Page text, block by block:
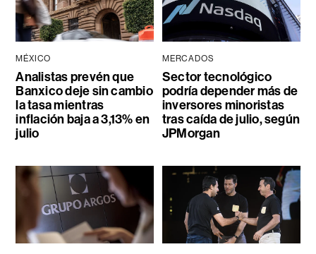
MÉXICO
Analistas prevén que
Banxico deje sin cambio
la tasa mientras
inflación baja a 3,13% en
julio
MERCADOS
Sector tecnológico
podría depender más de
inversores minoristas
tras caída de julio, según
JPMorgan